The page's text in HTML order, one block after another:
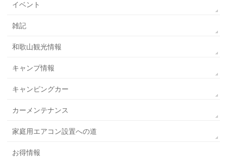
イベント
雑記
和歌山観光情報
キャンプ情報
キャンピングカー
カーメンテナンス
家庭用エアコン設置への道
お得情報